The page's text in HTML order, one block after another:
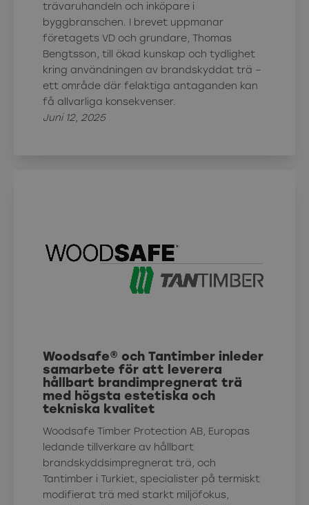
trävaruhandeln och inköpare i
byggbranschen. I brevet uppmanar
företagets VD och grundare, Thomas
Bengtsson, till ökad kunskap och tydlighet
kring användningen av brandskyddat trä –
ett område där felaktiga antaganden kan
få allvarliga konsekvenser.
Juni 12, 2025
Woodsafe® och Tantimber inleder
samarbete för att leverera
hållbart brandimpregnerat trä
med högsta estetiska och
tekniska kvalitet
Woodsafe Timber Protection AB, Europas
ledande tillverkare av hållbart
brandskyddsimpregnerat trä, och
Tantimber i Turkiet, specialister på termiskt
modifierat trä med starkt miljöfokus,